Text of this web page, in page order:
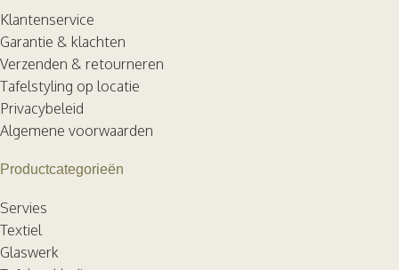
Klantenservice
Garantie & klachten
Verzenden & retourneren
Tafelstyling op locatie
Privacybeleid
Algemene voorwaarden
Productcategorieën
Servies
Textiel
Glaswerk